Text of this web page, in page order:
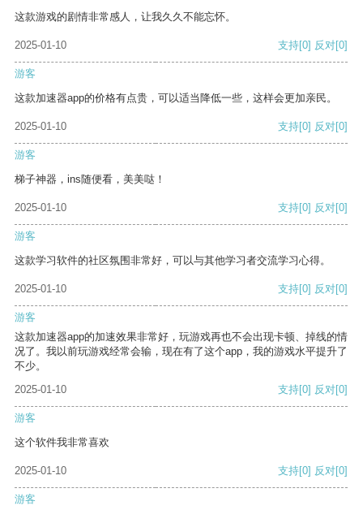
这款游戏的剧情非常感人，让我久久不能忘怀。
2025-01-10 支持[0] 反对[0]
游客
这款加速器app的价格有点贵，可以适当降低一些，这样会更加亲民。
2025-01-10 支持[0] 反对[0]
游客
梯子神器，ins随便看，美美哒！
2025-01-10 支持[0] 反对[0]
游客
这款学习软件的社区氛围非常好，可以与其他学习者交流学习心得。
2025-01-10 支持[0] 反对[0]
游客
这款加速器app的加速效果非常好，玩游戏再也不会出现卡顿、掉线的情
况了。我以前玩游戏经常会输，现在有了这个app，我的游戏水平提升了
不少。
2025-01-10
支持[0] 反对[0]
游客
这个软件我非常喜欢
2025-01-10 支持[0] 反对[0]
游客